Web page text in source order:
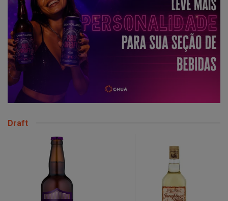
Draft